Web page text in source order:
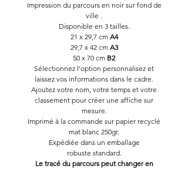
Impression du parcours en noir sur fond de
ville .
Disponible en 3 tailles.
21 x 29,7 cm A4
29,7 x 42 cm A3
50 x 70 cm B2
Sélectionnez l'option personnalisez et
laissez vos informations dans le cadre.
Ajoutez votre nom, votre temps et votre
classement pour créer une affiche sur
mesure.
Imprimé à la commande sur papier recyclé
mat blanc 250gr.
Expédiée dans un emballage
robuste standard.
Le tracé du parcours peut changer en